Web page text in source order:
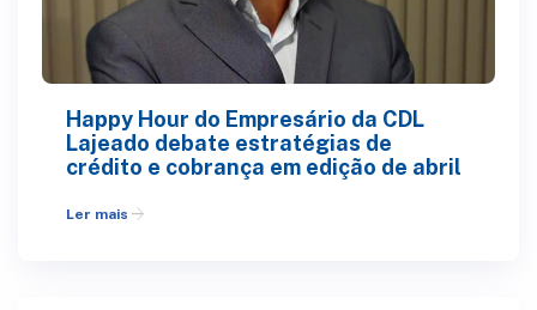
Happy Hour do Empresário da CDL
Lajeado debate estratégias de
crédito e cobrança em edição de abril
Ler mais arrow_forward